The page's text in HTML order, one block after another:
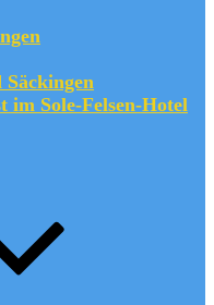
im Sole-Felsen-Hotel